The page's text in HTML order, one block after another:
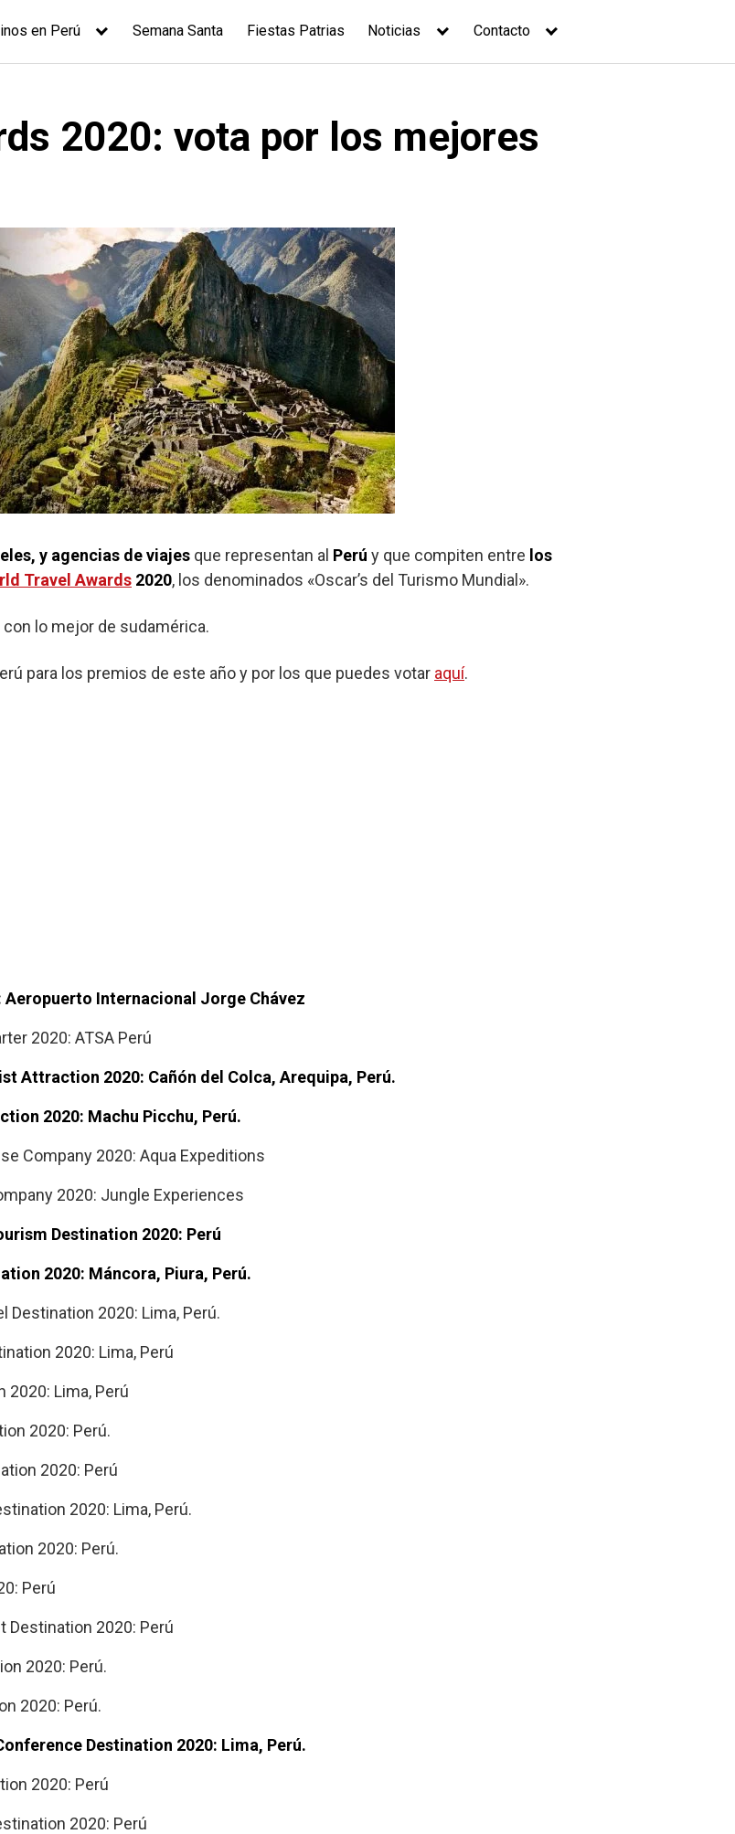
en Perú Semana Santa Fiestas Patrias Noticias Contacto
2020: vota por los mejores
y agencias de viajes que representan al Perú y que compiten entre los
Travel Awards 2020, los denominados «Oscar’s del Turismo Mundial».
lo mejor de sudamérica.
para los premios de este año y por los que puedes votar aquí.
Aeropuerto Internacional Jorge Chávez
2020: ATSA Perú
Attraction 2020: Cañón del Colca, Arequipa, Perú.
2020: Machu Picchu, Perú.
Company 2020: Aqua Expeditions
2020: Jungle Experiences
Destination 2020: Perú
2020: Máncora, Piura, Perú.
Destination 2020: Lima, Perú.
2020: Lima, Perú
2020: Lima, Perú
2020: Perú.
2020: Perú
2020: Lima, Perú.
2020: Perú.
Perú
Destination 2020: Perú
2020: Perú.
2020: Perú.
Destination 2020: Lima, Perú.
2020: Perú
2020: Perú